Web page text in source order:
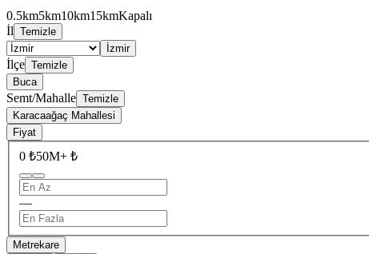
0.5km5km10km15kmKapalı
İl Temizle
İzmir
İlçe Temizle
Buca
Semt/Mahalle Temizle
Karacaağaç Mahallesi
Fiyat
0 ₺50M+ ₺
—
Metrekare